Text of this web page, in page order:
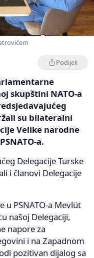
Podijeli
skupštini NATO-a
su bilateralni
Velike narodne
a.
Delegacije Turske
i članovi Delegacije
u PSNATO-a Mevlüt
našoj Delegaciji,
napore za
i na Zapadnom
pozitivan dijalog sa